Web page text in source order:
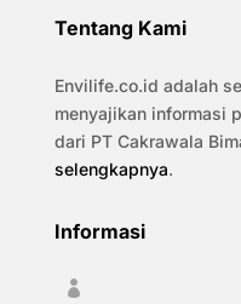
Tentang Kami
Envilife.co.id adalah
menyajikan informasi
dari PT Cakrawala
selengkapnya.
Informasi
